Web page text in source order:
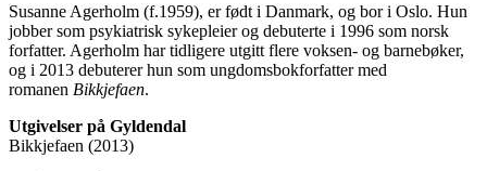
Susanne Agerholm (f.1959), er født i Danmark, og bor i Oslo. Hun
jobber som psykiatrisk sykepleier og debuterte i 1996 som norsk
forfatter. Agerholm har tidligere utgitt flere voksen- og barnebøker,
og i 2013 debuterer hun som ungdomsbokforfatter med
romanen Bikkjefaen.
Utgivelser på Gyldendal
Bikkjefaen (2013)